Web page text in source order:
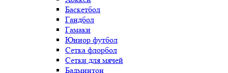
Баскетбол
Гандбол
Гамаки
Юниор футбол
Сетка флорбол
Сетки для мячей
Бадминтон